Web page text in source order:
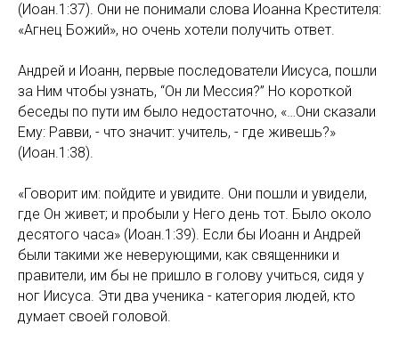
(Иоан.1:37). Они не понимали слова Иоанна Крестителя:
«Агнец Божий», но очень хотели получить ответ.
Андрей и Иоанн, первые последователи Иисуса, пошли
за Ним чтобы узнать, “Он ли Мессия?” Но короткой
беседы по пути им было недостаточно, «…Они сказали
Ему: Равви, - что значит: учитель, - где живешь?»
(Иоан.1:38).
«Говорит им: пойдите и увидите. Они пошли и увидели,
где Он живет; и пробыли у Него день тот. Было около
десятого часа» (Иоан.1:39). Если бы Иоанн и Андрей
были такими же неверующими, как священники и
правители, им бы не пришло в голову учиться, сидя у
ног Иисуса. Эти два ученика - категория людей, кто
думает своей головой.